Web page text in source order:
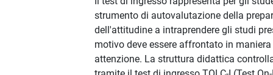
strumento di autovalutazione della
dell'attitudine a intraprendere gli studi
motivo deve essere affrontato in
attenzione. La struttura didattica